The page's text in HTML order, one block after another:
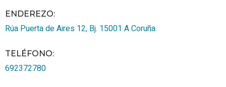
ENDEREZO:
Rúa Puerta de Aires 12, Bj. 15001 A Coruña
TELÉFONO:
692372780